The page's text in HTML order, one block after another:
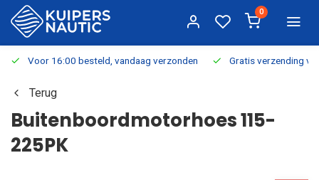
0
Voor 16:00 besteld, vandaag verzonden Gratis verzending
Terug
Buitenboordmotorhoes 115-
225PK